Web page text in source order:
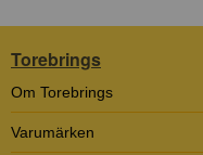
Torebrings
Om Torebrings
Varumärken